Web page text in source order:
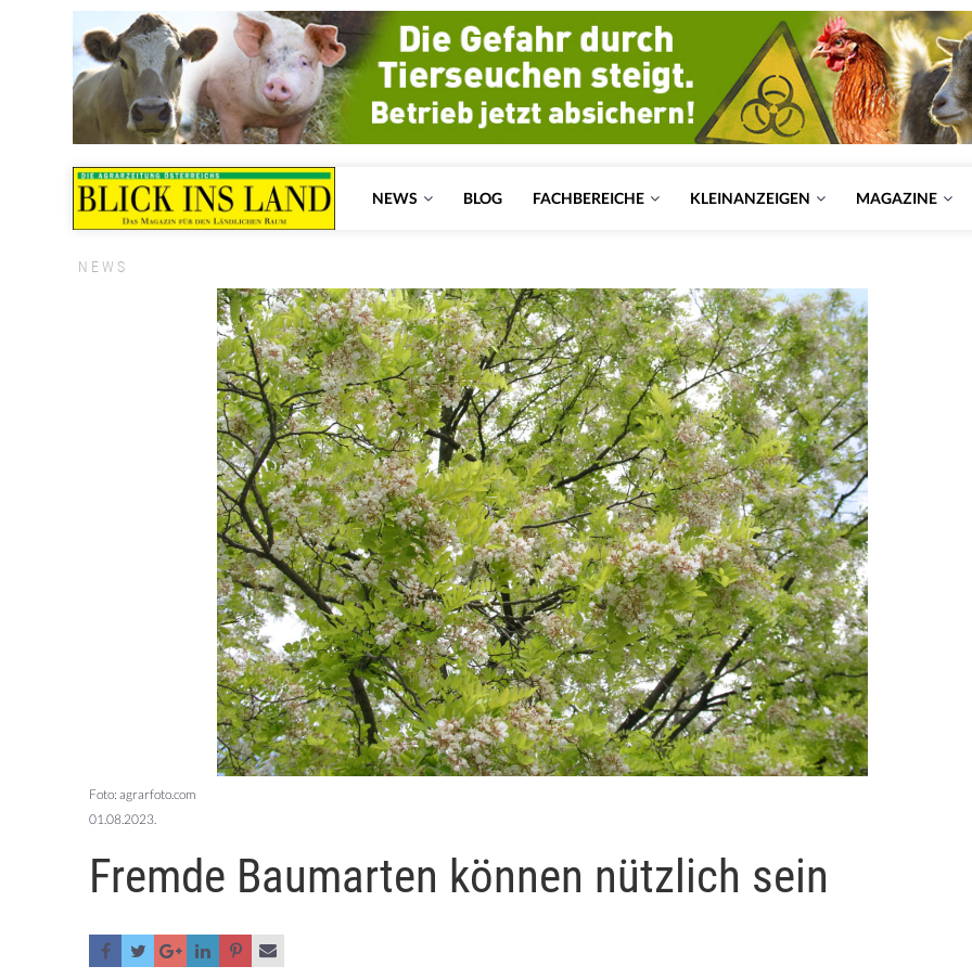
NEWS BLOG FACHBEREICHE KLEINANZEIGEN MAGAZINE
NEWS
Foto: agrarfoto.com
01.08.2023.
Fremde Baumarten können nützlich sein